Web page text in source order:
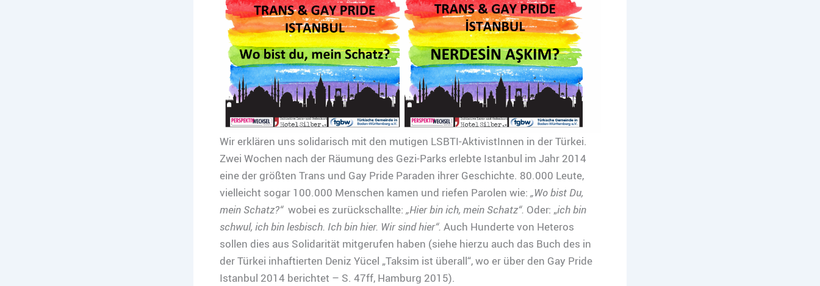
Wir erklären uns solidarisch mit den mutigen LSBTI-AktivistInnen in der Türkei.
Zwei Wochen nach der Räumung des Gezi-Parks erlebte Istanbul im Jahr 2014
eine der größten Trans und Gay Pride Paraden ihrer Geschichte. 80.000 Leute,
vielleicht sogar 100.000 Menschen kamen und riefen Parolen wie: „Wo bist Du,
mein Schatz?“ wobei es zurückschallte: „Hier bin ich, mein Schatz“. Oder: „ich bin
schwul, ich bin lesbisch. Ich bin hier. Wir sind hier“. Auch Hunderte von Heteros
sollen dies aus Solidarität mitgerufen haben (siehe hierzu auch das Buch des in
der Türkei inhaftierten Deniz Yücel „Taksim ist überall“, wo er über den Gay Pride
Istanbul 2014 berichtet – S. 47ff, Hamburg 2015).